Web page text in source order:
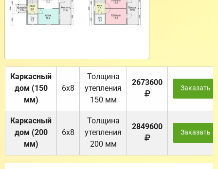
Каркасный
дом (150
мм)
6х8
Толщина
утепления
150 мм
2673600
Заказать
Каркасный
дом (200
мм)
6х8
Толщина
утепления
200 мм
2849600
Заказать